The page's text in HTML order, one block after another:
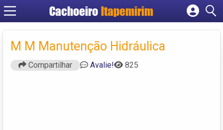
Cachoeiro Itapemirim
Cadastrar empresa
Criar conta
M M Manutenção Hidráulica
Compartilhar Avalie! 825